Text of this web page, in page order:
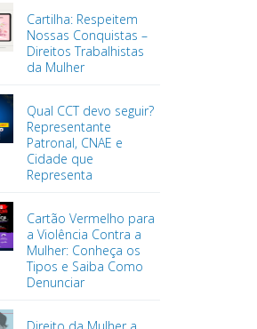
Cartilha: Respeitem
Nossas Conquistas –
Direitos Trabalhistas
da Mulher
Qual CCT devo seguir?
Representante
Patronal, CNAE e
Cidade que
Representa
Cartão Vermelho para
a Violência Contra a
Mulher: Conheça os
Tipos e Saiba Como
Denunciar